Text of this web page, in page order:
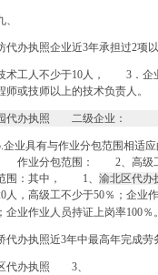
公告-
信息-
代办执照企业近3年承担过2项
术工人不少于10人， 3．企
师或技师以上的技术负责人。
代办执照 二级企业：
具有与作业分包范围相适
业分包范围： 2、高级工不
围 ：其中， 1、 渝北区代
人，高级工不少于50％；企业
企业作业人员持证上岗率100％。
代办执照近3年中最高年完成劳
代办执照 3、